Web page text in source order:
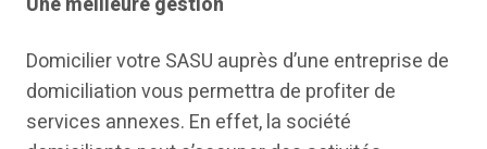
Domicilier votre SASU auprès d’une entreprise de
domiciliation vous permettra de profiter de
services annexes. En effet, la société